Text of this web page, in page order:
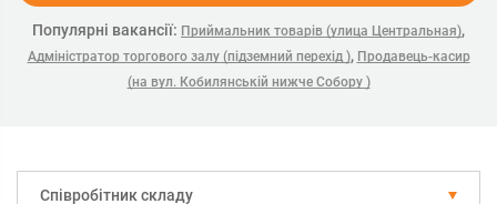
Популярні вакансії: Приймальник товарів (улица Центральная),
Адміністратор торгового залу (підземний перехід ), Продавець-касир
(на вул. Кобилянській нижче Собору )
Співробітник складу